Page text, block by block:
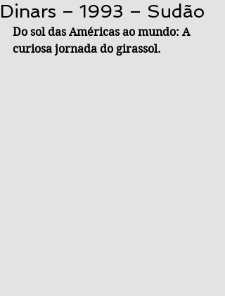
Dinars – 1993 – Sudão
Do sol das Américas ao mundo: A
curiosa jornada do girassol.